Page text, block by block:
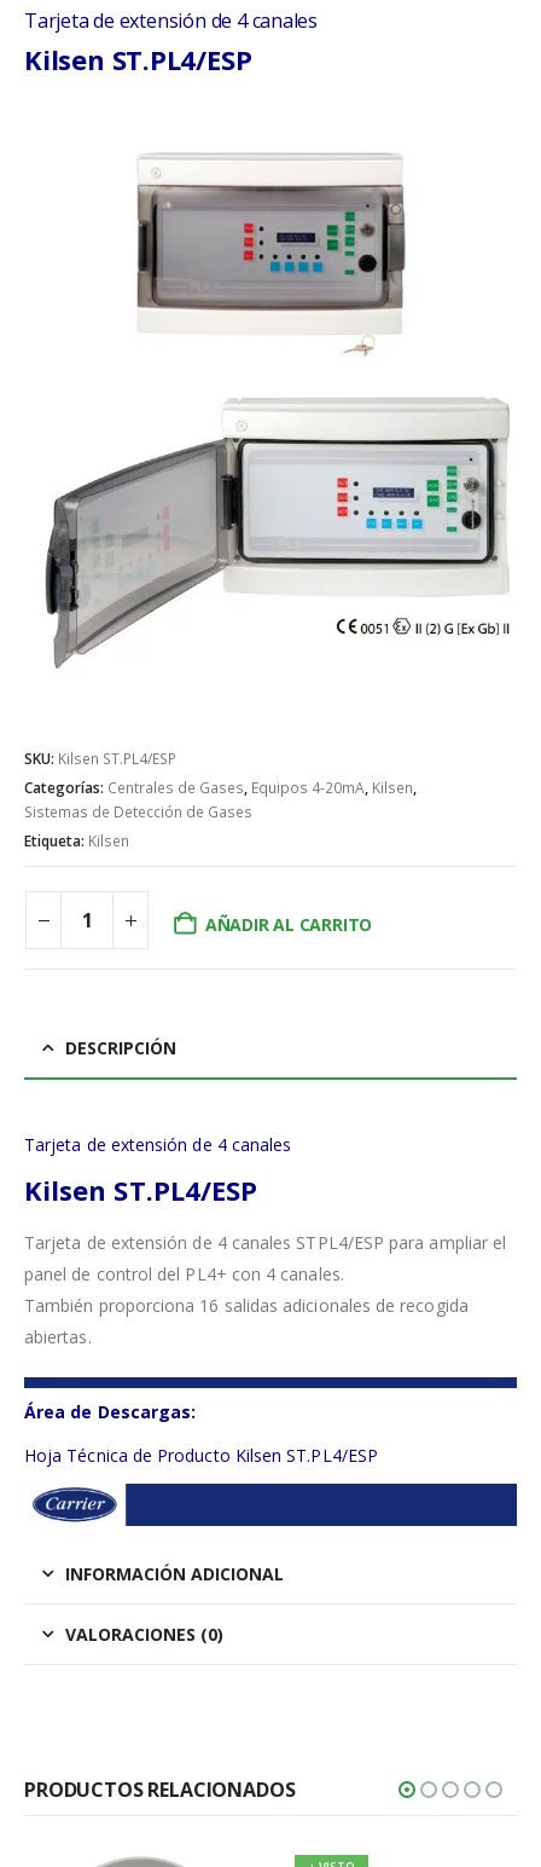
Tarjeta de extensión de 4 canales
Kilsen ST.PL4/ESP
SKU: Kilsen ST.PL4/ESP
Categorías: Centrales de Gases, Equipos 4-20mA, Kilsen,
Sistemas de Detección de Gases
Etiqueta: Kilsen
AÑADIR AL CARRITO
DESCRIPCIÓN
Tarjeta de extensión de 4 canales
Kilsen ST.PL4/ESP
Tarjeta de extensión de 4 canales STPL4/ESP para ampliar el
panel de control del PL4+ con 4 canales.
También proporciona 16 salidas adicionales de recogida
abiertas.
Área de Descargas:
Hoja Técnica de Producto Kilsen ST.PL4/ESP
INFORMACIÓN ADICIONAL
VALORACIONES (0)
PRODUCTOS RELACIONADOS